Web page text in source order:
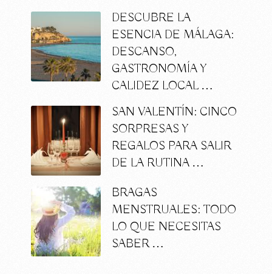
DESCUBRE LA
ESENCIA DE MÁLAGA:
DESCANSO,
GASTRONOMÍA Y
CALIDEZ LOCAL …
SAN VALENTÍN: CINCO
SORPRESAS Y
REGALOS PARA SALIR
DE LA RUTINA …
BRAGAS
MENSTRUALES: TODO
LO QUE NECESITAS
SABER …